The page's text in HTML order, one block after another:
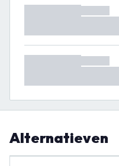
Alternatieven